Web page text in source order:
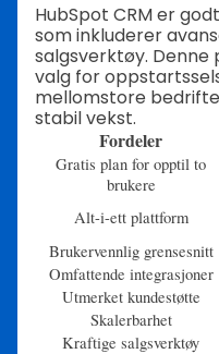
HubSpot CRM er
som inkluderer
salgsverktøy.
valg for
mellomstore
stabil vekst.
Fordeler
Gratis plan for opptil to
brukere
Alt-i-ett plattform
Brukervennlig grensesnitt
Omfattende integrasjoner
Utmerket kundestøtte
Skalerbarhet
Kraftige salgsverktøy